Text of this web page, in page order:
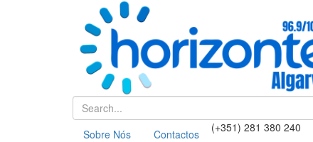
Sobre Nós Contactos (+351) 281 380 240